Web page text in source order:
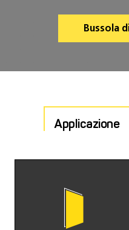
Bussola
Applicazione